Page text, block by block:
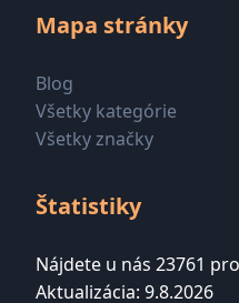
Mapa stránky
Blog
Všetky kategórie
Všetky značky
Štatistiky
Nájdete u nás 23761
Aktualizácia: 9.8.2026